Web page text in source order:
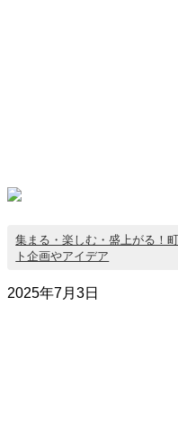
集まる・楽しむ・盛上がる！
ト企画やアイデア
2025年7月3日